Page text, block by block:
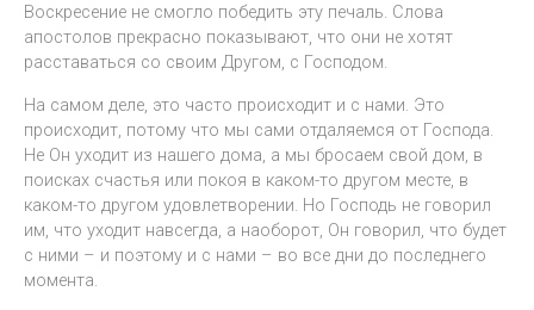
Воскресение не смогло победить эту печаль. Слова
апостолов прекрасно показывают, что они не хотят
расставаться со своим Другом, с Господом.
На самом деле, это часто происходит и с нами. Это
происходит, потому что мы сами отдаляемся от Господа.
Не Он уходит из нашего дома, а мы бросаем свой дом, в
поисках счастья или покоя в каком-то другом месте, в
каком-то другом удовлетворении. Но Господь не говорил
им, что уходит навсегда, а наоборот, Он говорил, что будет
с ними – и поэтому и с нами – во все дни до последнего
момента.